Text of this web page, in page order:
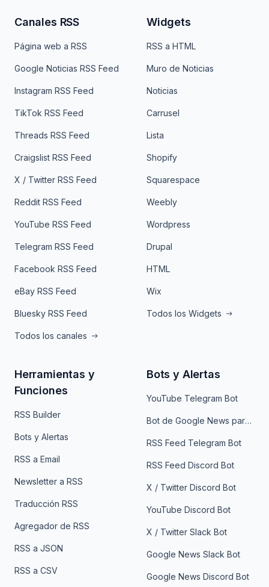
Canales RSS
Página web a RSS
Google Noticias RSS Feed
Instagram RSS Feed
TikTok RSS Feed
Threads RSS Feed
Craigslist RSS Feed
X / Twitter RSS Feed
Reddit RSS Feed
YouTube RSS Feed
Telegram RSS Feed
Facebook RSS Feed
eBay RSS Feed
Bluesky RSS Feed
Todos los canales
Widgets
RSS a HTML
Muro de Noticias
Noticias
Carrusel
Lista
Shopify
Squarespace
Weebly
Wordpress
Drupal
HTML
Wix
Todos los Widgets
Herramientas y
Funciones
RSS Builder
Bots y Alertas
RSS a Email
Newsletter a RSS
Traducción RSS
Agregador de RSS
RSS a JSON
RSS a CSV
Bots y Alertas
YouTube Telegram Bot
Bot de Google News para Telegram
RSS Feed Telegram Bot
RSS Feed Discord Bot
X / Twitter Discord Bot
YouTube Discord Bot
X / Twitter Slack Bot
Google News Slack Bot
Google News Discord Bot